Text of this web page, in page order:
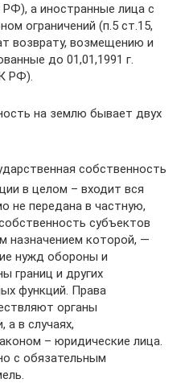
а иностранные лица с
ограничений (п.5 ст.15,
возврату, возмещению и
до 01,01,1991 г.
РФ).
на землю бывает двух
собственность
в целом – входит вся
не передана в частную,
субъектов
назначением которой, —
нужд обороны и
границ и других
функций. Права
органы
а в случаях,
– юридические лица.
с обязательным